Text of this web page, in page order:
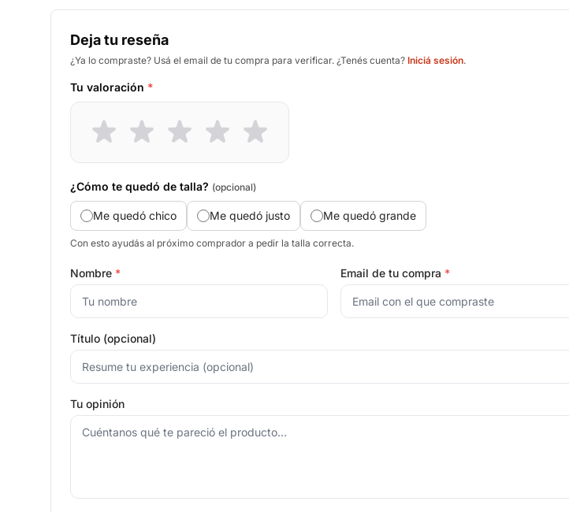
Deja tu reseña
¿Ya lo compraste? Usá el email de tu compra para verificar. ¿Tenés cuenta? Iniciá sesión.
Tu valoración *
¿Cómo te quedó de talla? (opcional)
Me quedó chico Me quedó justo Me quedó grande
Con esto ayudás al próximo comprador a pedir la talla correcta.
Nombre * Email de tu compra *
Título (opcional)
Tu opinión